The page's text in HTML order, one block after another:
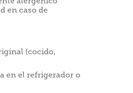
en caso de
(cocido,
en el refrigerador o